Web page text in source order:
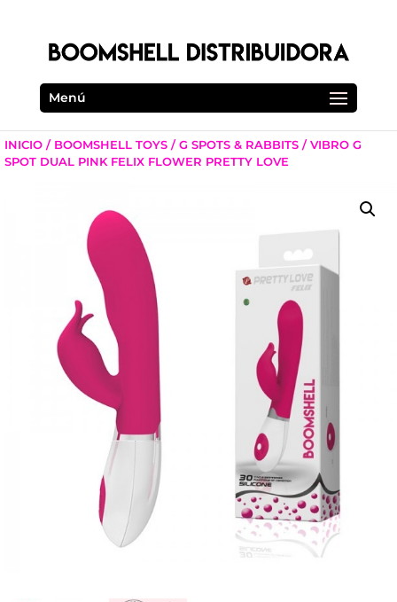
Menú
INICIO / BOOMSHELL TOYS /G SPOTS & RABBITS / VIBRO G
SPOT DUAL PINK FELIX FLOWER PRETTY LOVE